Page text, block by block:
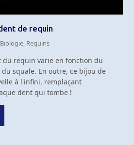
de requin
Biologie, Requins
du requin varie en fonction du
squale. En outre, ce bijou de
à l'infini, remplaçant
dent qui tombe !